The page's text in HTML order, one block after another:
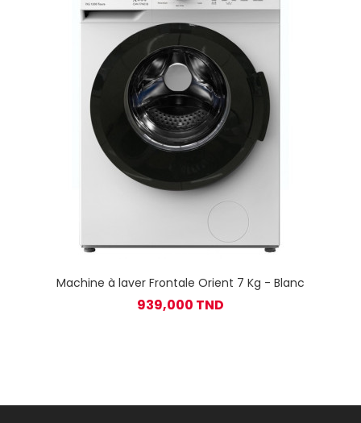
Machine à laver Frontale Orient 7 Kg - Blanc
939,000 TND